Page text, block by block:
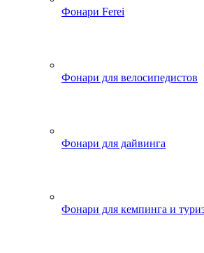
Фонари Ferei
Фонари для велосипедистов
Фонари для дайвинга
Фонари для кемпинга и